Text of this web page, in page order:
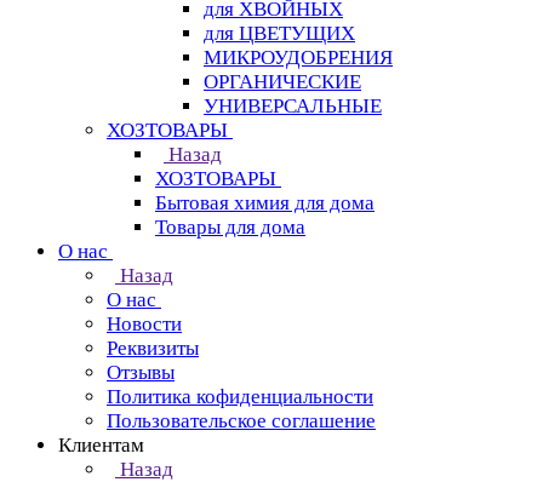
для ХВОЙНЫХ
для ЦВЕТУЩИХ
МИКРОУДОБРЕНИЯ
ОРГАНИЧЕСКИЕ
УНИВЕРСАЛЬНЫЕ
ХОЗТОВАРЫ
Назад
ХОЗТОВАРЫ
Бытовая химия для дома
Товары для дома
О нас
Назад
О нас
Новости
Реквизиты
Отзывы
Политика кофиденциальности
Пользовательское соглашение
Клиентам
Назад